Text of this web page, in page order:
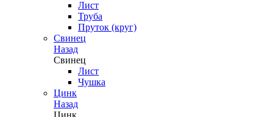
Лист
Труба
Пруток (круг)
Свинец
Назад
Свинец
Лист
Чушка
Цинк
Назад
Цинк